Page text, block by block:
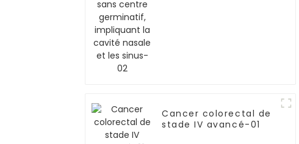
Cancer colorectal de
stade IV avancé-01